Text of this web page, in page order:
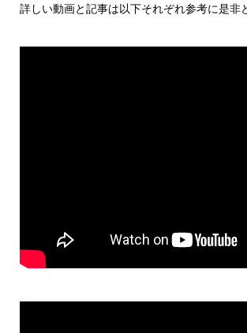
詳しい動画と記事は以下それぞれ参考に是非